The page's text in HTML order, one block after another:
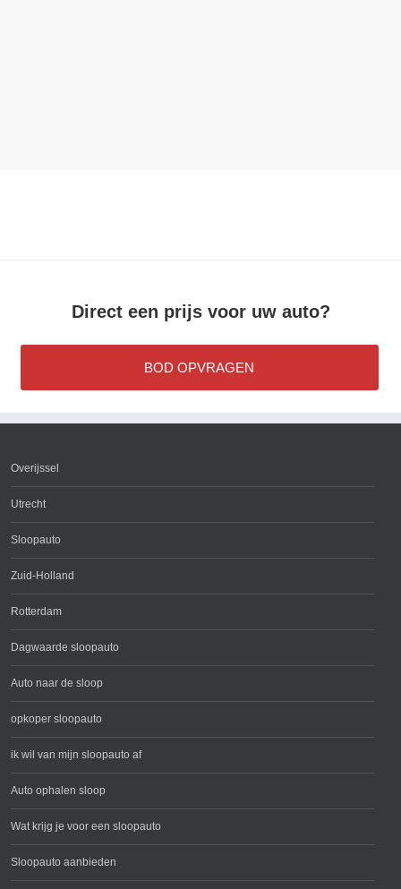
Direct een prijs voor uw auto?
BOD OPVRAGEN
Overijssel
Utrecht
Sloopauto
Zuid-Holland
Rotterdam
Dagwaarde sloopauto
Auto naar de sloop
opkoper sloopauto
ik wil van mijn sloopauto af
Auto ophalen sloop
Wat krijg je voor een sloopauto
Sloopauto aanbieden